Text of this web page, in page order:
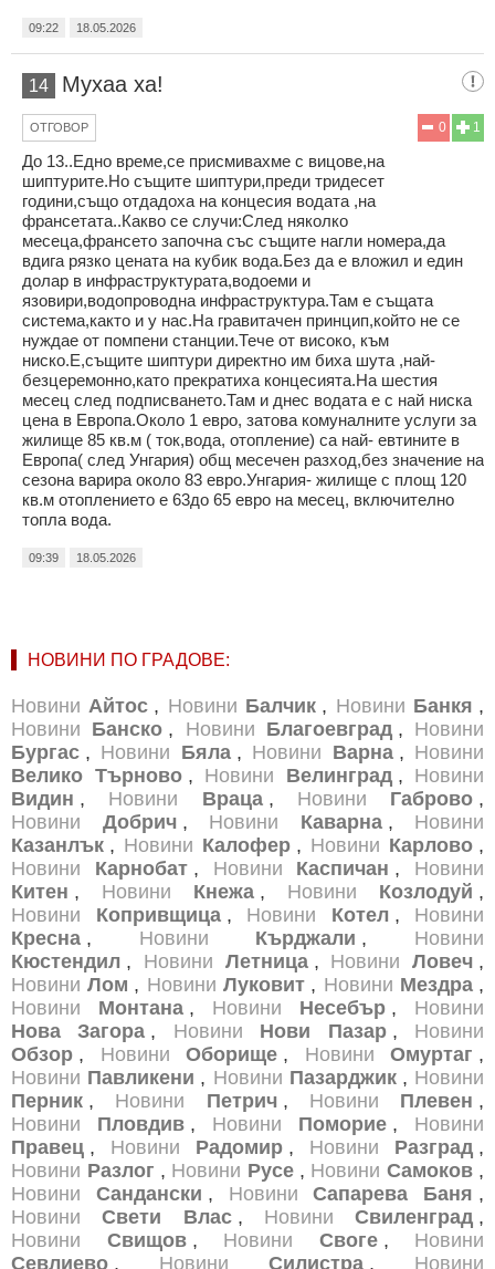
09:22 18.05.2026
14 Мухаа ха!
1
0
ОТГОВОР
До 13..Едно време,се присмивахме с вицове,на
шиптурите.Но същите шиптури,преди тридесет
години,също отдадоха на концесия водата ,на
франсетата..Какво се случи:След няколко
месеца,франсето започна със същите нагли номера,да
вдига рязко цената на кубик вода.Без да е вложил и един
долар в инфраструктурата,водоеми и
язовири,водопроводна инфраструктура.Там е същата
система,както и у нас.На гравитачен принцип,който не се
нуждае от помпени станции.Тече от високо, към
ниско.Е,същите шиптури директно им биха шута ,най-
безцеремонно,като прекратиха концесията.На шестия
месец след подписването.Там и днес водата е с най ниска
цена в Европа.Около 1 евро, затова комуналните услуги за
жилище 85 кв.м ( ток,вода, отопление) са най- евтините в
Европа( след Унгария) общ месечен разход,без значение на
сезона варира около 83 евро.Унгария- жилище с площ 120
кв.м отоплението е 63до 65 евро на месец, включително
топла вода.
09:39 18.05.2026
НОВИНИ ПО ГРАДОВЕ:
Новини Айтос , Новини Балчик , Новини Банкя ,
Новини Банско , Новини Благоевград , Новини
Бургас , Новини Бяла , Новини Варна , Новини
Велико Търново , Новини Велинград , Новини
Видин , Новини Враца , Новини Габрово ,
Новини
Добрич , Новини Каварна , Новини
Казанлък , Новини Калофер , Новини Карлово ,
Новини
Карнобат , Новини Каспичан , Новини
Китен , Новини Кнежа , Новини Козлодуй ,
Новини
Копривщица , Новини Котел , Новини
Кресна , Новини Кърджали , Новини
Кюстендил , Новини Летница , Новини Ловеч ,
Новини Лом , Новини Луковит , Новини Мездра ,
Новини
Монтана , Новини Несебър , Новини
Нова Загора , Новини Нови Пазар , Новини
Обзор , Новини Оборище , Новини Омуртаг ,
Новини Павликени , Новини Пазарджик , Новини
Перник , Новини Петрич , Новини Плевен ,
Новини
Пловдив , Новини Поморие , Новини
Правец , Новини Радомир , Новини Разград ,
Новини Разлог , Новини Русе , Новини Самоков ,
Новини
Сандански , Новини Сапарева Баня ,
Новини
Свети Влас , Новини Свиленград ,
Новини
Свищов , Новини Своге , Новини
Севлиево , Новини Силистра , Новини